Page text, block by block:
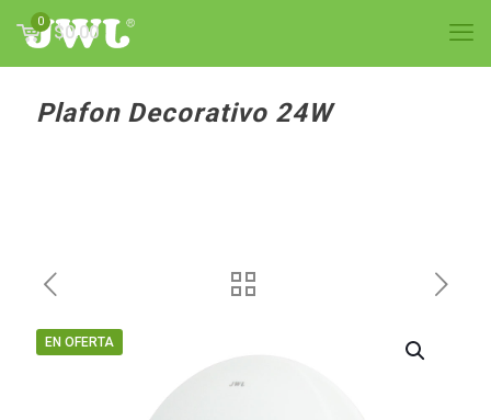
0
$0.00
Plafon Decorativo 24W
EN OFERTA